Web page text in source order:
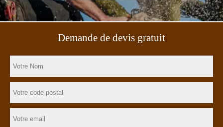
Demande de devis gratuit